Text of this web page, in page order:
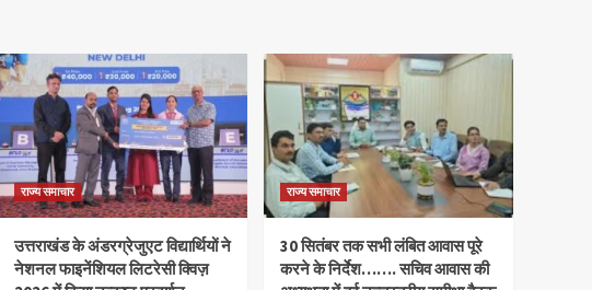
राज्य समाचार
उत्तराखंड के अंडरग्रेजुएट विद्यार्थियों ने
नेशनल फाइनेंशियल लिटरेसी क्विज़
राज्य समाचार
30 सितंबर तक सभी लंबित आवास पूरे
करने के निर्देश……. सचिव आवास की